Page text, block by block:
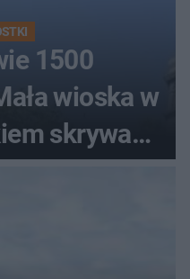
1500
wioska w
skrywa
nawet król